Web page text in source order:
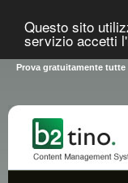
Questo sito
servizio accetti
Prova gratuitamente